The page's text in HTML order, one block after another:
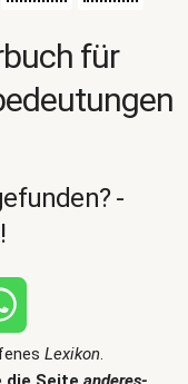
für
-
Lexikon.